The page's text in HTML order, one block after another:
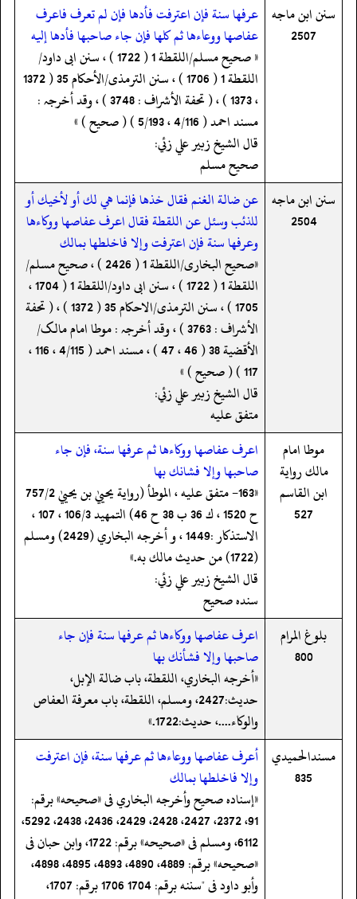
سنن ابن ماجه
2507
عرفها سنة فإن اعترفت فأدها فإن لم تعرف فاعرف
عفاصها ووعاءها ثم كلها فإن جاء صاحبها فأدها إليه
« صحیح مسلم/اللقطة 1 ( 1722 ) ، سنن ابی داود/
اللقطة 1 ( 1706 ) ، سنن الترمذی/الأحکام 35 ( 1372
، 1373 ) ، ( تحفة الأشراف : 3748 ) ، وقد أخرجہ :
مسند احمد ( 4/116 ، 5/193 ) ( صحیح ) »
قال الشيخ زبير علي زئي:
صحيح مسلم
سنن ابن ماجه
2504
عن ضالة الغنم فقال خذها فإنما هي لك أو لأخيك أو
للذئب وسئل عن اللقطة فقال اعرف عفاصها ووكاءها
وعرفها سنة فإن اعترفت وإلا فاخلطها بمالك
«صحیح البخاری/اللقطة 1 ( 2426 ) ، صحیح مسلم/
اللقطة 1 ( 1722 ) ، سنن ابی داود/اللقطة 1 ( 1704 ،
1705 ) ، سنن الترمذی/الاحکام 35 ( 1372 ) ، ( تحفة
الأشراف : 3763 ) ، وقد أخرجہ : موطا امام مالک/
الأقضیة 38 ( 46 ، 47 ) ، مسند احمد ( 4/115 ، 116 ،
117 ) ( صحیح ) »
قال الشيخ زبير علي زئي:
متفق عليه
موطا امام
مالك رواية
ابن القاسم
527
اعرف عفاصها ووكاءها ثم عرفها سنة، فإن جاء
صاحبها وإلا فشانك بها
«163- متفق عليه ، الموطأ (رواية يحييٰ بن يحييٰ 757/2
ح 1520 ، ك 36 ب 38 ح 46) التمهيد 106/3 ، 107 ،
الاستذكار :1449 ، و أخرجه البخاري (2429) ومسلم
(1722) من حديث مالك به.»
قال الشيخ زبير علي زئي:
سنده صحيح
بلوغ المرام
800
اعرف عفاصها ووكاءها ثم عرفها سنة فإن جاء
صاحبها وإلا فشأنك بها
«أخرجه البخاري، اللقطة، باب ضالة الإبل،
حديث:2427، ومسلم، اللقطة، باب معرفة العفاص
والوكاء....، حديث:1722.»
مسندالحميدي
835
أعرف عفاصها ووعاءها ثم عرفها سنة، فإن اعترفت
وإلا فاخلطها بمالك
«إسناده صحيح وأخرجه البخاري فى «صحيحه» برقم:
91، 2372، 2427، 2428، 2429، 2436، 2438، 5292،
6112، ومسلم فى «صحيحه» برقم: 1722، وابن حبان فى
«صحيحه» برقم: 4889، 4890، 4893، 4895، 4898،
وأبو داود فى "سننه برقم: 1704 1706 برقم: 1707،